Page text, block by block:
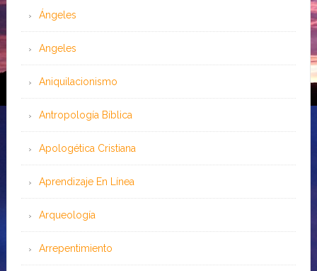
Ángeles
Angeles
Aniquilacionismo
Antropología Bíblica
Apologética Cristiana
Aprendizaje En Línea
Arqueología
Arrepentimiento